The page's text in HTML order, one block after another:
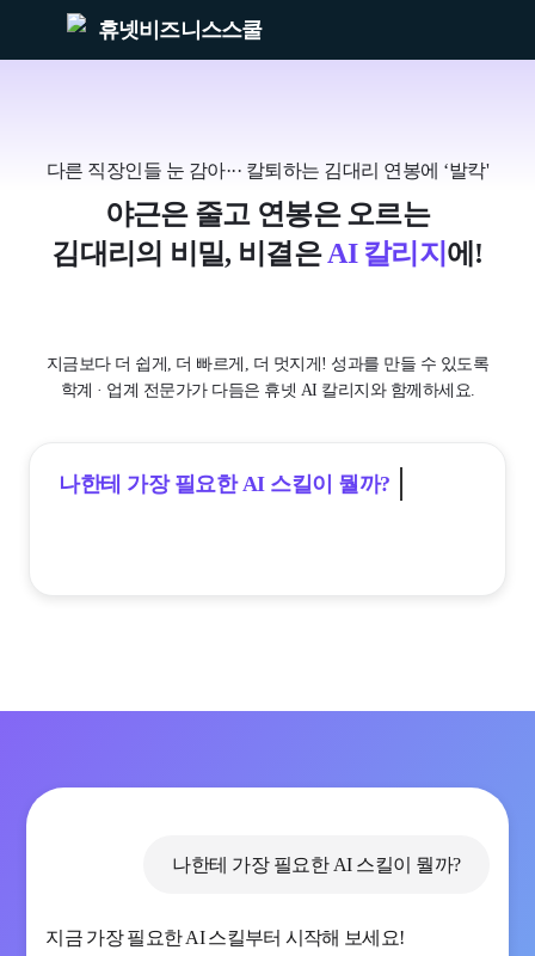
휴넷비즈니스스쿨
다른 직장인들 눈 감아··· 칼퇴하는 김대리 연봉에 ‘발칵'
야근은 줄고 연봉은 오르는
김대리의 비밀, 비결은AI 칼리지 에!
지금보다 더 쉽게, 더 빠르게, 더 멋지게! 성과를 만들 수 있도록
학계 · 업계 전문가가 다듬은 휴넷 AI 칼리지와 함께하세요.
나한테 가장 필요한 AI 스킬이 뭘까?
나한테 가장 필요한 AI 스킬이 뭘까?
지금 가장 필요한 AI 스킬부터 시작해 보세요!